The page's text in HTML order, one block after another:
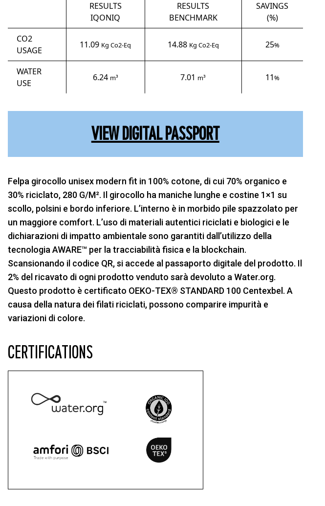
RESULTS
IQONIQ
RESULTS
BENCHMARK
SAVINGS
(%)
CO2
USAGE
11.09 Kg Co2-Eq 14.88 Kg Co2-Eq 25%
WATER
USE
6.24 m³ 7.01 m³ 11%
VIEW DIGITAL PASSPORT
Felpa girocollo unisex modern fit in 100% cotone, di cui 70% organico e
30% riciclato, 280 G/M². Il girocollo ha maniche lunghe e costine 1×1 su
scollo, polsini e bordo inferiore. L’interno è in morbido pile spazzolato per
un maggiore comfort. L’uso di materiali autentici riciclati e biologici e le
dichiarazioni di impatto ambientale sono garantiti dall’utilizzo della
tecnologia AWARE™ per la tracciabilità fisica e la blockchain.
Scansionando il codice QR, si accede al passaporto digitale del prodotto. Il
2% del ricavato di ogni prodotto venduto sarà devoluto a Water.org.
Questo prodotto è certificato OEKO-TEX® STANDARD 100 Centexbel. A
causa della natura dei filati riciclati, possono comparire impurità e
variazioni di colore.
CERTIFICATIONS